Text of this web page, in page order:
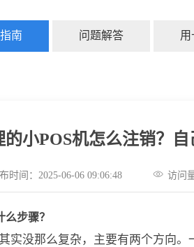
南 问题解答 用
小POS机怎么注销？自
时间：2025-06-06 09:06:48 访问
步骤？
实没那么复杂，主要有两个方向